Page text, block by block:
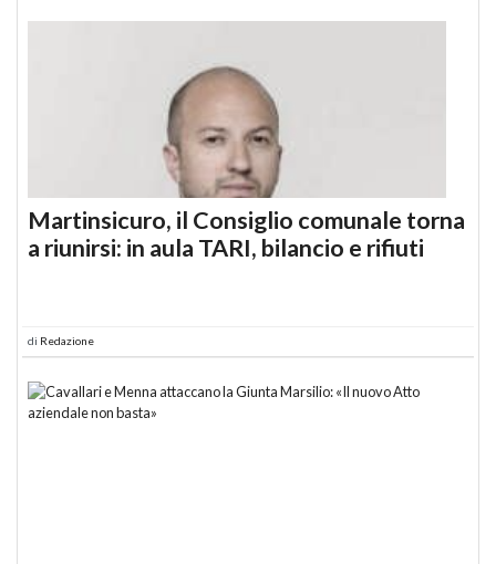
Martinsicuro, il Consiglio comunale torna
a riunirsi: in aula TARI, bilancio e rifiuti
di Redazione